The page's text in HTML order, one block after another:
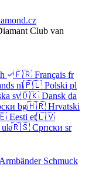
Club van
🇫🇷 Français fr
nl🇵🇱 Polski pl
sv🇩🇰 Dansk da
bg🇭🇷 Hrvatski
Eesti et🇱🇻
uk🇷🇸 Српски sr
Armbänder Schmuck